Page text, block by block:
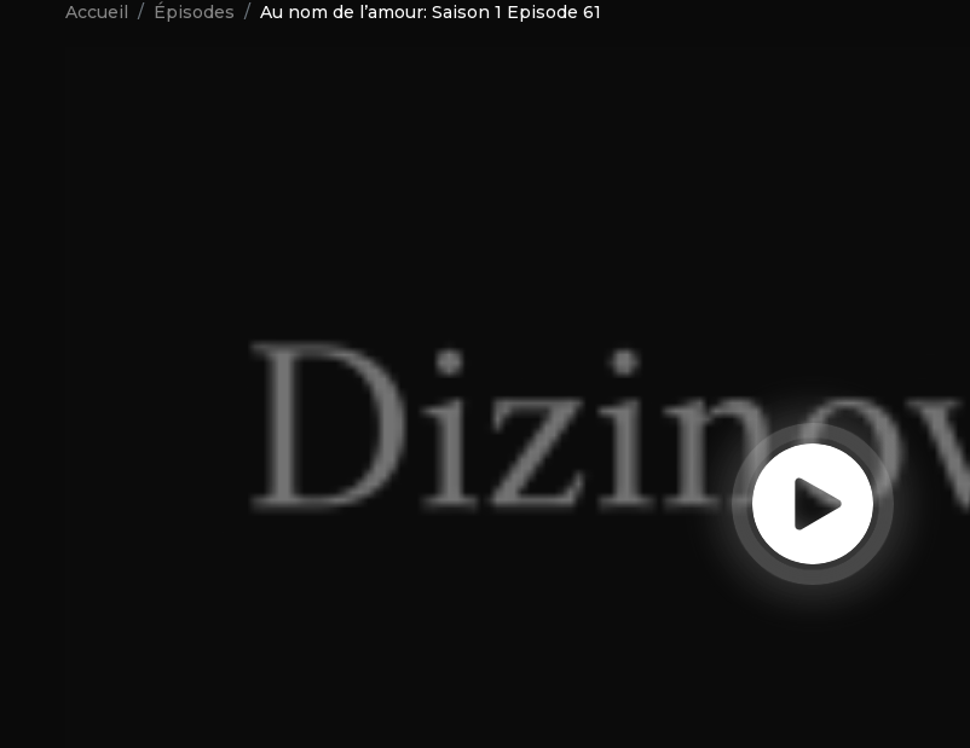
Accueil Épisodes Au nom de l’amour: Saison 1 Episode 61